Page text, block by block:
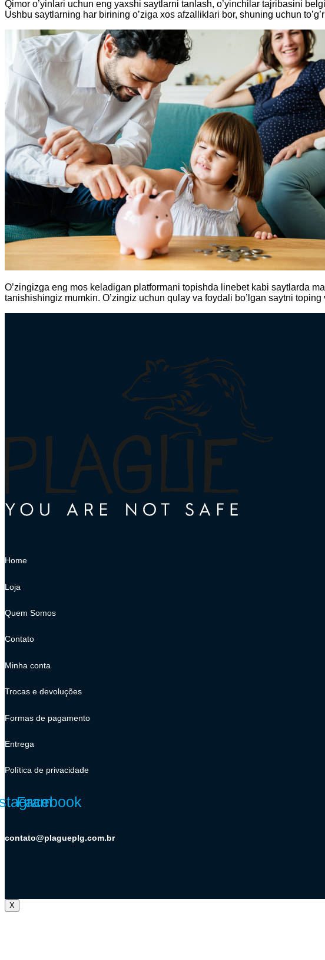
Qimor o’yinlari uchun eng yaxshi saytlarni tanlash, o’yinchilar tajribasini
Ushbu saytlarning har birining o’ziga xos afzalliklari bor, shuning uchun
O’zingizga eng mos keladigan platformani topishda linebet kabi saytlarda
tanishishingiz mumkin. O’zingiz uchun qulay va foydali bo’lgan saytni
Home
Loja
Quem Somos
Contato
Minha conta
Trocas e devoluções
Formas de pagamento
Entrega
Política de privacidade
Facebook
contato@plagueplg.com.br
X